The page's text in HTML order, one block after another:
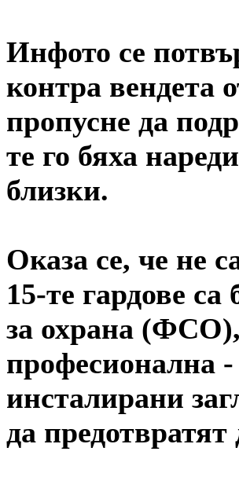
Инфото се
контра вендета
пропусне да
те го бяха
близки.
Оказа се, че не
15-те гардове
за охрана (ФСО),
професионална
инсталирани
да